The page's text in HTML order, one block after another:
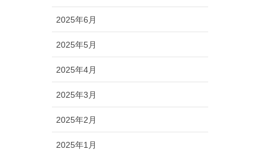
2025年6月
2025年5月
2025年4月
2025年3月
2025年2月
2025年1月